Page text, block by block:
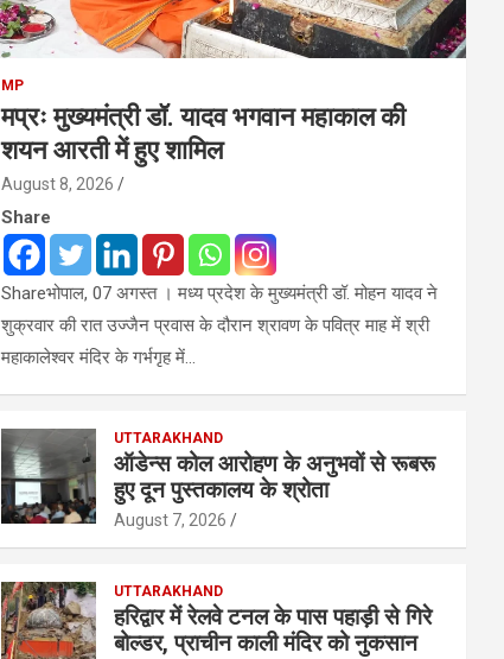
MP
मप्रः मुख्यमंत्री डॉ. यादव भगवान महाकाल की
शयन आरती में हुए शामिल
August 8, 2026
Share
Shareभोपाल, 07 अगस्त । मध्य प्रदेश के मुख्यमंत्री डॉ. मोहन यादव ने
शुक्रवार की रात उज्जैन प्रवास के दौरान श्रावण के पवित्र माह में श्री
महाकालेश्‍वर मंदिर के गर्भगृह में…
UTTARAKHAND
ऑडेन्स कोल आरोहण के अनुभवों से रूबरू
हुए दून पुस्तकालय के श्रोता
August 7, 2026
UTTARAKHAND
हरिद्वार में रेलवे टनल के पास पहाड़ी से गिरे
बोल्डर, प्राचीन काली मंदिर को नुकसान